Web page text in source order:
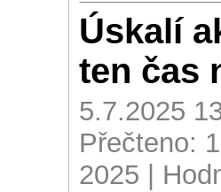
Úskalí
ten čas
5.7.2025
Přečteno:
2025 |